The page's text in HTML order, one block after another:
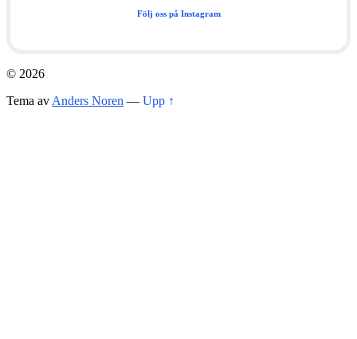
Följ oss på Instagram
© 2026
Tema av Anders Noren — Upp ↑